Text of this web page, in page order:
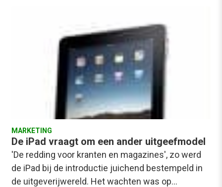
MARKETING
De iPad vraagt om een ander uitgeefmodel
'De redding voor kranten en magazines', zo werd
de iPad bij de introductie juichend bestempeld in
de uitgeverijwereld. Het wachten was op…